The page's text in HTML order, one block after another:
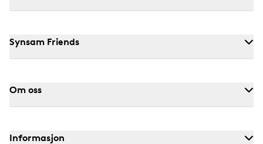
Synsam Friends
Om oss
Informasjon